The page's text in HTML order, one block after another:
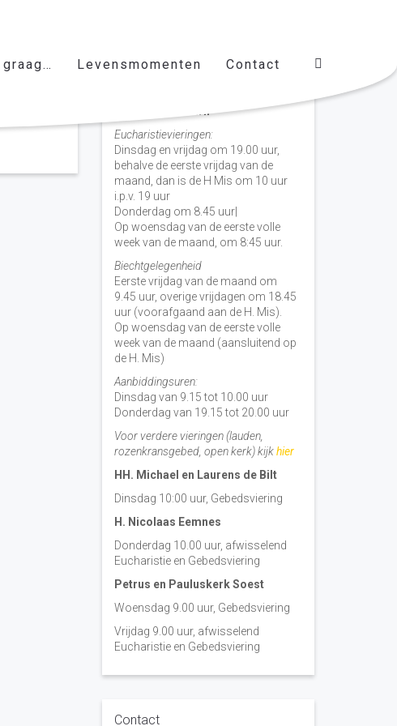
Levensmomenten Contact
Vieringen door de week
H. Nicolaas Baarn
Eucharistievieringen:
Dinsdag en vrijdag om 19.00 uur,
behalve de eerste vrijdag van de
maand, dan is de H Mis om 10 uur
i.p.v. 19 uur
Donderdag om 8.45 uur|
Op woensdag van de eerste volle
week van de maand, om 8:45 uur.
Biechtgelegenheid
Eerste vrijdag van de maand om
9.45 uur, overige vrijdagen om 18.45
uur (voorafgaand aan de H. Mis).
Op woensdag van de eerste volle
week van de maand (aansluitend op
de H. Mis)
Aanbiddingsuren:
Dinsdag van 9.15 tot 10.00 uur
Donderdag van 19.15 tot 20.00 uur
Voor verdere vieringen (lauden,
rozenkransgebed, open kerk) kijkhier
HH. Michael en Laurens de Bilt
Dinsdag 10:00 uur, Gebedsviering
H. Nicolaas Eemnes
Donderdag 10.00 uur, afwisselend
Eucharistie en Gebedsviering
Petrus en Pauluskerk Soest
Woensdag 9.00 uur, Gebedsviering
Vrijdag 9.00 uur, afwisselend
Eucharistie en Gebedsviering
Contact